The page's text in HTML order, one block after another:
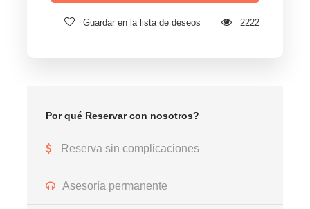
Guardar en la lista de deseos 2222
Por qué Reservar con nosotros?
Reserva sin complicaciones
Asesoría permanente